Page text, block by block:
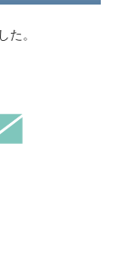
た。